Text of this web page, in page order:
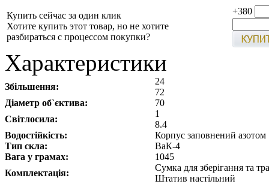
Купить сейчас за один клик
Хотите купить этот товар, но не хотите
разбираться с процессом покупки?
+380
Характеристики
Збільшення:
24
72
Діаметр об`єктива:
70
Світлосила:
1
8.4
Водостійкість:
Корпус заповнений азотом
Тип скла:
ВаК-4
Вага у грамах:
1045
Комплектація:
Сумка для зберігання та
Штатив настільний